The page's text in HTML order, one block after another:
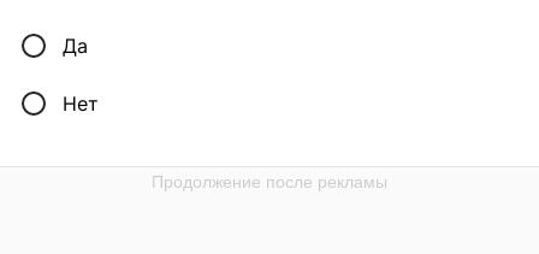
Да
Нет